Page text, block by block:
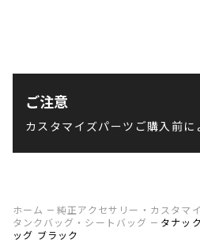
ご注意
カスタマイズパーツご購入前
ホーム 純正アクセサリー・カスタマ
タンクバッグ・シートバッグ
タナッ
ッグ ブラック